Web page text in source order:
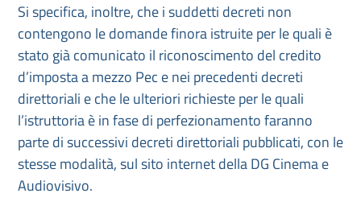
Si specifica, inoltre, che i suddetti decreti non
contengono le domande finora istruite per le quali è
stato già comunicato il riconoscimento del credito
d’imposta a mezzo Pec e nei precedenti decreti
direttoriali e che le ulteriori richieste per le quali
l’istruttoria è in fase di perfezionamento faranno
parte di successivi decreti direttoriali pubblicati, con le
stesse modalità, sul sito internet della DG Cinema e
Audiovisivo.